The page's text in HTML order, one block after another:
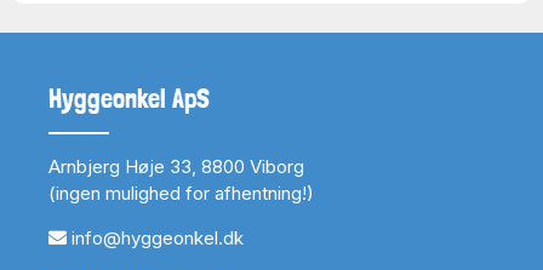
Hyggeonkel ApS
Arnbjerg Høje 33, 8800 Viborg
(ingen mulighed for afhentning!)
info@hyggeonkel.dk